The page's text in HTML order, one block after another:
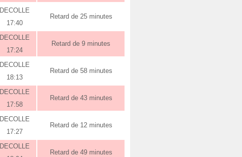
DECOLLE
17:40
Retard de 25 minutes
DECOLLE
17:24
Retard de 9 minutes
DECOLLE
18:13
Retard de 58 minutes
DECOLLE
17:58
Retard de 43 minutes
DECOLLE
17:27
Retard de 12 minutes
DECOLLE
Retard de 49 minutes